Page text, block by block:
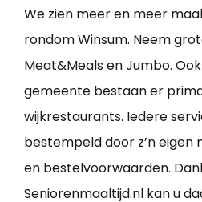
We zien meer en meer
rondom Winsum. Neem
Meat&Meals en Jumbo.
gemeente bestaan er
wijkrestaurants. Iedere
bestempeld door z’n eigen
en bestelvoorwaarden.
Seniorenmaaltijd.nl kan u